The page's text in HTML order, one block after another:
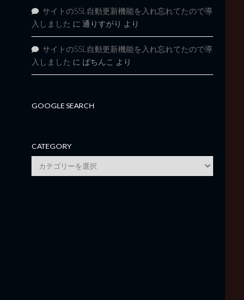
サイトのSSL自動更新機能を入れ忘れてたので導
入しました に 通りすがり より
サイトのSSL自動更新機能を入れ忘れてたので導
入しました に ぱちんこ より
GOOGLE SEARCH
CATEGORY
category